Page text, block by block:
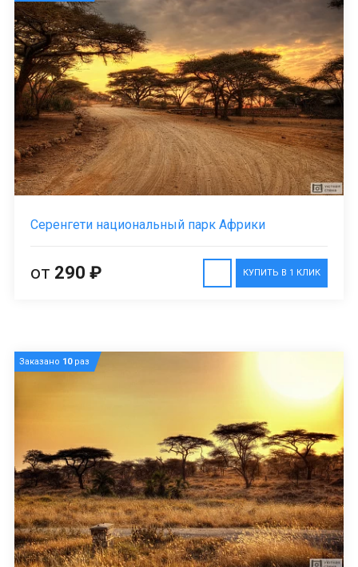
Серенгети национальный парк Африки
КУПИТЬ В 1 КЛИК
от 290 ₽
Заказано 10раз